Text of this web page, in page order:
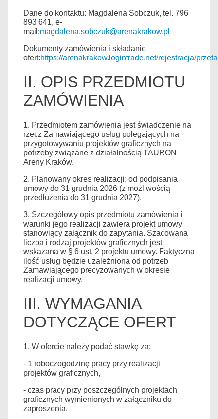
Dane do kontaktu: Magdalena Sobczuk, tel. 796
893 641, e-
mail:magdalena.sobczuk@arenakrakow.pl
Dokumenty zamówienia i składanie
ofert:https://arenakrakow.logintrade.net/rejestracja/
II. OPIS PRZEDMIOTU
ZAMÓWIENIA
1. Przedmiotem zamówienia jest świadczenie na
rzecz Zamawiającego usług polegających na
przygotowywaniu projektów graficznych na
potrzeby związane z działalnością TAURON
Areny Kraków.
2. Planowany okres realizacji: od podpisania
umowy do 31 grudnia 2026 (z możliwością
przedłużenia do 31 grudnia 2027).
3. Szczegółowy opis przedmiotu zamówienia i
warunki jego realizacji zawiera projekt umowy
stanowiący załącznik do zapytania. Szacowana
liczba i rodzaj projektów graficznych jest
wskazana w § 6 ust. 2 projektu umowy. Faktyczna
ilość usług będzie uzależniona od potrzeb
Zamawiającego precyzowanych w okresie
realizacji umowy.
III. WYMAGANIA
DOTYCZĄCE OFERT
1. W ofercie należy podać stawkę za:
- 1 roboczogodzinę pracy przy realizacji
projektów graficznych,
- czas pracy przy poszczególnych projektach
graficznych wymienionych w załączniku do
zaproszenia.